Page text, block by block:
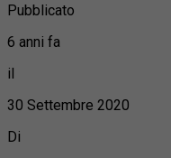
Pubblicato
6 anni fa
il
30 Settembre 2020
Di